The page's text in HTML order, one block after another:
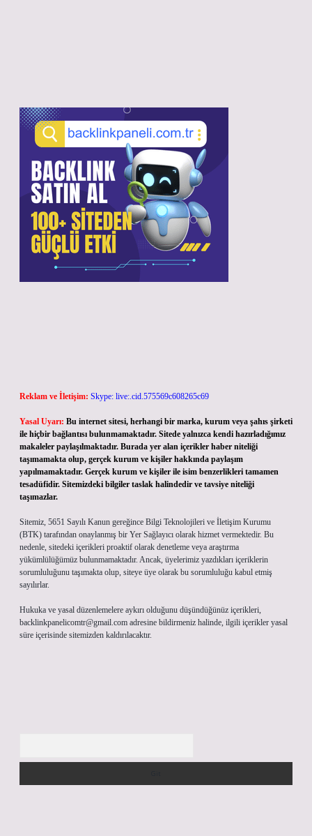
Reklam ve İletişim: Skype: live:.cid.575569c608265c69
Yasal Uyarı: Bu internet sitesi, herhangi bir marka, kurum veya şahıs şirketi
ile hiçbir bağlantısı bulunmamaktadır. Sitede yalnızca kendi hazırladığımız
makaleler paylaşılmaktadır. Burada yer alan içerikler haber niteliği
taşımamakta olup, gerçek kurum ve kişiler hakkında paylaşım
yapılmamaktadır. Gerçek kurum ve kişiler ile isim benzerlikleri tamamen
tesadüfidir. Sitemizdeki bilgiler taslak halindedir ve tavsiye niteliği
taşımazlar.
Sitemiz, 5651 Sayılı Kanun gereğince Bilgi Teknolojileri ve İletişim Kurumu
(BTK) tarafından onaylanmış bir Yer Sağlayıcı olarak hizmet vermektedir. Bu
nedenle, sitedeki içerikleri proaktif olarak denetleme veya araştırma
yükümlülüğümüz bulunmamaktadır. Ancak, üyelerimiz yazdıkları içeriklerin
sorumluluğunu taşımakta olup, siteye üye olarak bu sorumluluğu kabul etmiş
sayılırlar.
Hukuka ve yasal düzenlemelere aykırı olduğunu düşündüğünüz içerikleri,
backlinkpanelicomtr@gmail.com adresine bildirmeniz halinde, ilgili içerikler yasal
süre içerisinde sitemizden kaldırılacaktır.